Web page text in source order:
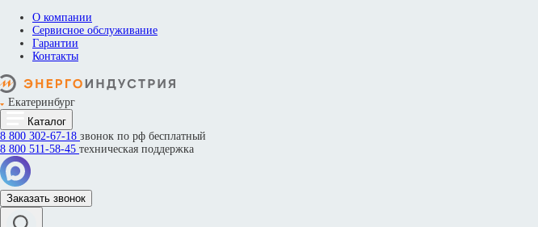
О компании
Сервисное обслуживание
Гарантии
Контакты
Екатеринбург
Каталог
8 800 302-67-18 звонок по рф бесплатный
8 800 511-58-45 техническая поддержка
Заказать звонок